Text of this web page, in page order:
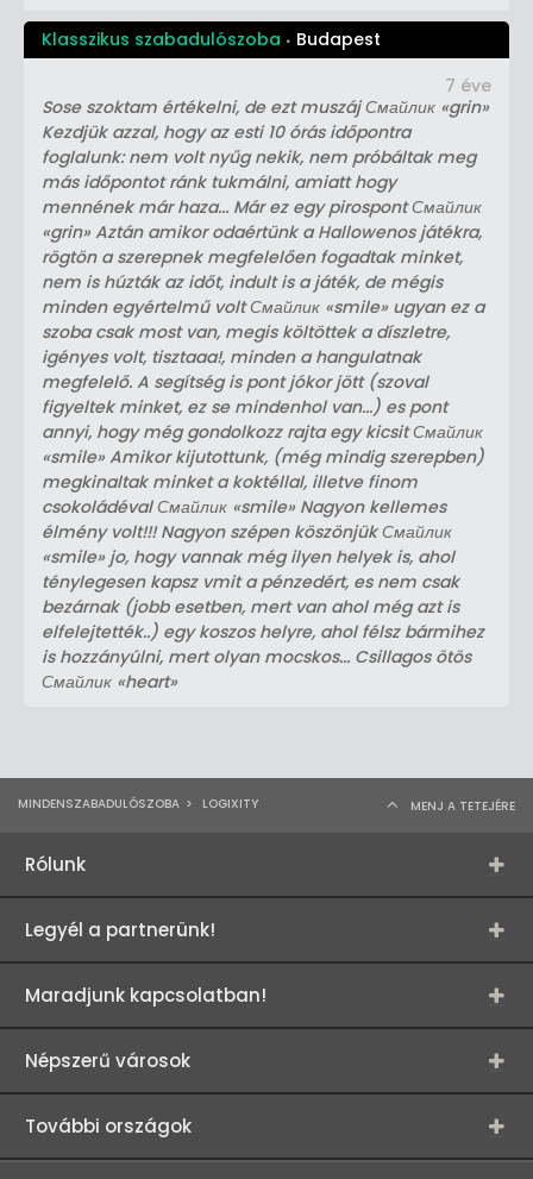
Klasszikus szabadulószoba Budapest
Sose szoktam értékelni, de ezt muszáj Смайлик «grin»
Kezdjük azzal, hogy az esti 10 órás időpontra
foglalunk: nem volt nyűg nekik, nem próbáltak meg
más időpontot ránk tukmálni, amiatt hogy
mennének már haza... Már ez egy pirospont Смайлик
«grin» Aztán amikor odaértünk a Hallowenos játékra,
rögtön a szerepnek megfelelően fogadtak minket,
nem is húzták az időt, indult is a játék, de mégis
minden egyértelmű volt Смайлик «smile» ugyan ez a
szoba csak most van, megis költöttek a díszletre,
igényes volt, tisztaaa!, minden a hangulatnak
megfelelő. A segítség is pont jókor jött (szoval
figyeltek minket, ez se mindenhol van...) es pont
annyi, hogy még gondolkozz rajta egy kicsit Смайлик
«smile» Amikor kijutottunk, (még mindig szerepben)
megkinaltak minket a koktéllal, illetve finom
csokoládéval Смайлик «smile» Nagyon kellemes
élmény volt!!! Nagyon szépen köszönjük Смайлик
«smile» jo, hogy vannak még ilyen helyek is, ahol
ténylegesen kapsz vmit a pénzedért, es nem csak
bezárnak (jobb esetben, mert van ahol még azt is
elfelejtették..) egy koszos helyre, ahol félsz bármihez
is hozzányúlni, mert olyan mocskos... Csillagos ötös
Смайлик «heart»
7 éve
MINDENSZABADULÓSZOBA > LOGIXITY MENJ A TETEJÉRE
Rólunk
Legyél a partnerünk!
Maradjunk kapcsolatban!
Népszerű városok
További országok